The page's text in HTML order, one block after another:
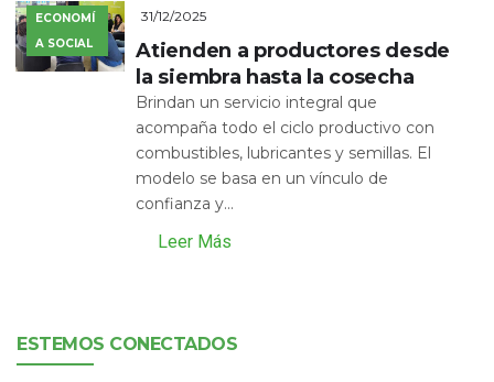
ECONOMÍ
A SOCIAL
31/12/2025
Atienden a productores desde
la siembra hasta la cosecha
Brindan un servicio integral que
acompaña todo el ciclo productivo con
combustibles, lubricantes y semillas. El
modelo se basa en un vínculo de
confianza y...
Leer Más
ESTEMOS CONECTADOS